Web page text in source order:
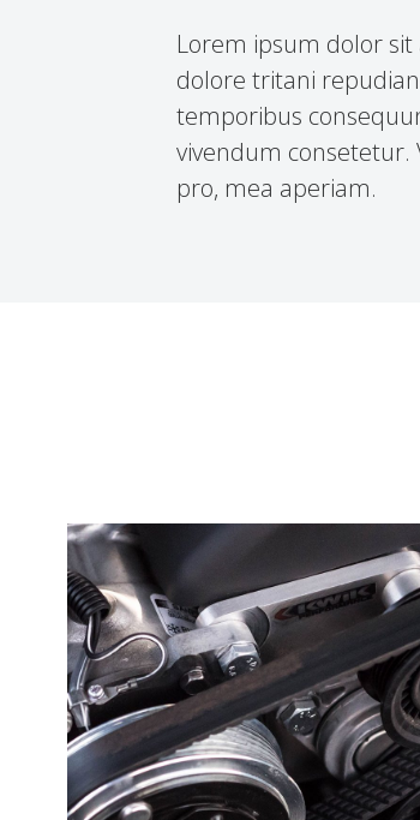
Lorem ipsum dolor
dolore tritani
temporibus
vivendum consetetur.
pro, mea aperiam.